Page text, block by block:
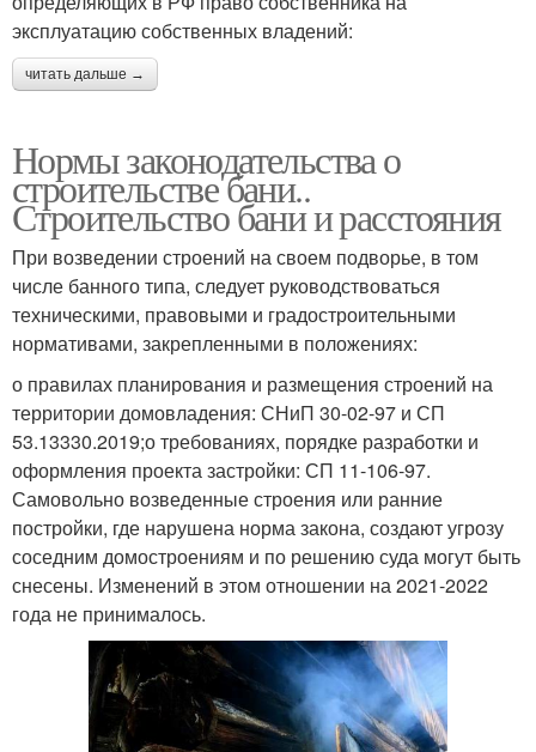
эксплуатацию собственных владений:
читать дальше →
Нормы законодательства о
строительстве бани..
Строительство бани и расстояния
При возведении строений на своем подворье, в том
числе банного типа, следует руководствоваться
техническими, правовыми и градостроительными
нормативами, закрепленными в положениях:
о правилах планирования и размещения строений на
территории домовладения: СНиП 30-02-97 и СП
53.13330.2019;о требованиях, порядке разработки и
оформления проекта застройки: СП 11-106-97.
Самовольно возведенные строения или ранние
постройки, где нарушена норма закона, создают угрозу
соседним домостроениям и по решению суда могут быть
снесены. Изменений в этом отношении на 2021-2022
года не принималось.